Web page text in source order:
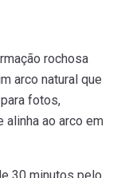
rochosa
arco natural que
fotos,
alinha ao arco em